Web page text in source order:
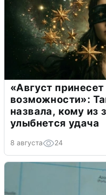
«Август
возможности»:
назвала, кому из
улыбнется удача
8 августа 24